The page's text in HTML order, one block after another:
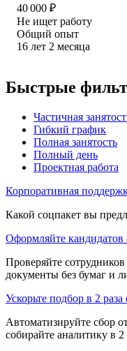
40 000 ₽
Не ищет работу
Общий опыт
16 лет 2 месяца
Быстрые
Частичная
Гибкий график
Полная занятость
Полный день
Проектная работа
Корпоративная
Какой соцпакет вы
Оформляйте кандидатов
Проверяйте
документы без бумаг и
Ускорьте подбор в 2 раза
Автоматизируйте сбор
собирайте аналитику в 2